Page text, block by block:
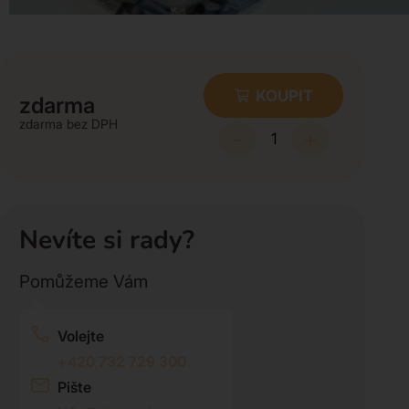
zdarma
zdarma
KOUPIT
Nevíte si rady?
Pomůžeme Vám
Volejte
Pište